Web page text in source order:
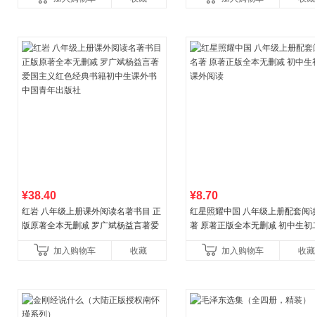
¥38.40
红岩 八年级上册课外阅读名著书目 正
版原著全本无删减 罗广斌杨益言著爱
国青年出版社加入购物车 收藏
¥8.70
红星照耀中国 八年级上册配套阅
著 原著正版全本无删减 初中生初
加入购物车
收藏